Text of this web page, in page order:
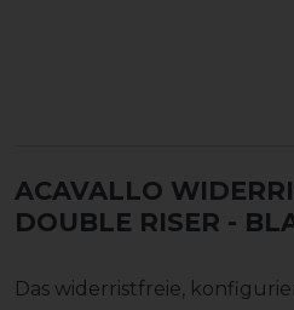
ACAVALLO
DOUBLE RISER -
Das widerristfreie,